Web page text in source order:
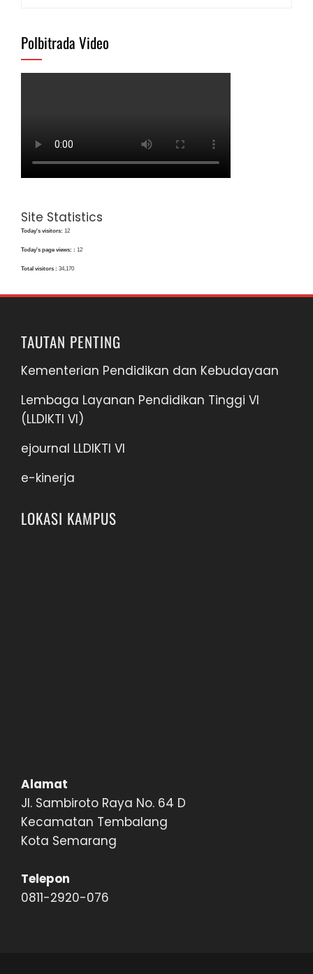
Polbitrada Video
Site Statistics
Today's visitors: 12
Today's page views: : 12
Total visitors : 34,170
TAUTAN PENTING
Kementerian Pendidikan dan Kebudayaan
Lembaga Layanan Pendidikan Tinggi VI
(LLDIKTI VI)
ejournal LLDIKTI VI
e-kinerja
LOKASI KAMPUS
Alamat
Jl. Sambiroto Raya No. 64 D
Kecamatan Tembalang
Kota Semarang
Telepon
0811-2920-076